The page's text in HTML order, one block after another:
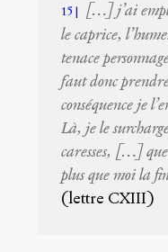
15
[…] j’ai
le caprice,
tenace
faut donc
conséquence je
Là, je le
caresses, […]
plus que moi la
(lettre CXIII)